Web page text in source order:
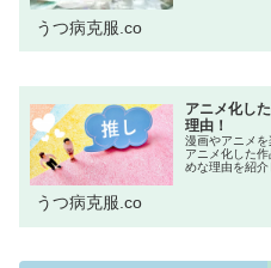
うつ病克服.co
アニメ化し
理由！
漫画やアニメを
アニメ化した
めな理由を紹
うつ病克服.co